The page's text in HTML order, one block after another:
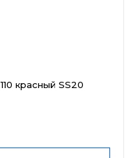
красный SS20